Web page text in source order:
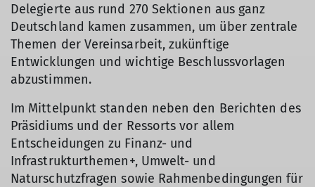
Delegierte aus rund 270 Sektionen aus ganz
Deutschland kamen zusammen, um über zentrale
Themen der Vereinsarbeit, zukünftige
Entwicklungen und wichtige Beschlussvorlagen
abzustimmen.
Im Mittelpunkt standen neben den Berichten des
Präsidiums und der Ressorts vor allem
Entscheidungen zu Finanz- und
Infrastrukturthemen+, Umwelt- und
Naturschutzfragen sowie Rahmenbedingungen für